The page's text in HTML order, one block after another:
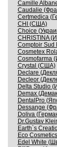
Camille
Caudalie
Certmedica
CHI (США)
Choice
CHRISTINA
Comptoir Sud
Cosmetex
Cosmofarma
Crystal (США)
Declare
Decleor
Delta Studio
Demax
DentalPro
Dessange
Doliva
Dr.Gustav
Earth`s
Eco
Edel White